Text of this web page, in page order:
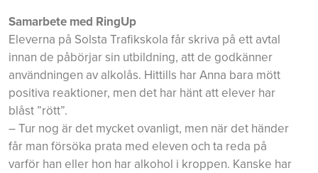
Samarbete med RingUp
Eleverna på Solsta Trafikskola får skriva på ett avtal
innan de påbörjar sin utbildning, att de godkänner
användningen av alkolås. Hittills har Anna bara mött
positiva reaktioner, men det har hänt att elever har
blåst ”rött”.
– Tur nog är det mycket ovanligt, men när det händer
får man försöka prata med eleven och ta reda på
varför han eller hon har alkohol i kroppen. Kanske har